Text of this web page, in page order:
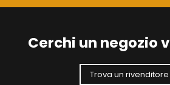
Cerchi un negozio
Trova un rivenditore